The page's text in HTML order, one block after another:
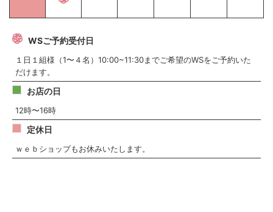
WSご予約受付日
１日１組様（1〜４名）10:00~11:30までご希望のWSをご予約いた
だけます。
お店の日
12時〜16時
定休日
ｗｅｂショップもお休みいたします。